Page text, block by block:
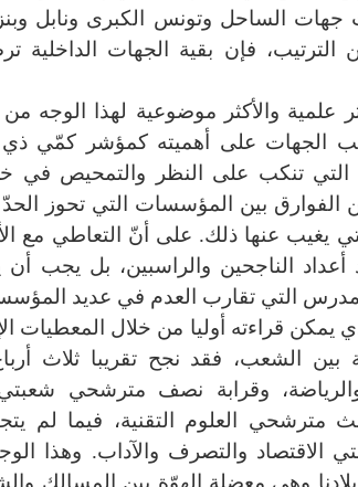
جهات الساحل وتونس الكبرى ونابل
فإن بقية الجهات
علمية والأكثر موضوعية لهذا الوجه من
الجهات على أهميته كمؤشر كمّي ذي
التي تنكب على النظر والتمحيص في
الفوارق بين المؤسسات التي تحوز
يغيب عنها ذلك. على أنّ التعاطي مع
الناجحين والراسبين، بل يجب
التي تقارب العدم في عديد
يمكن قراءته أوليا من خلال المعطيات
بين الشعب، فقد نجح تقريبا ثلاث
وقرابة نصف مترشحي شعبتي
مترشحي العلوم التقنية، فيما لم
الاقتصاد والتصرف والآداب. وهذا
وهي معضلة الهوّة بين المسالك